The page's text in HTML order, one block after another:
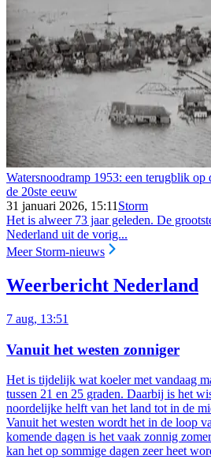
Watersnoodramp 1953: een terugblik op
de 20ste eeuw
31 januari 2026, 15:11 Storm
Het is alweer 73 jaar geleden. De
Nederland uit de vorig...
Meer Storm-nieuws
Weerbericht Nederland
7 aug, 13:51
Vanuit het westen zonniger
Het is tijdelijk wat koeler met vandaag
tussen 21 en 25 graden. Daarbij is het
noordelijke helft van het land tot in de
Vanuit het westen wordt het in de loop
komende dagen is het vaak zonnig
kan het op sommige dagen zeer heet